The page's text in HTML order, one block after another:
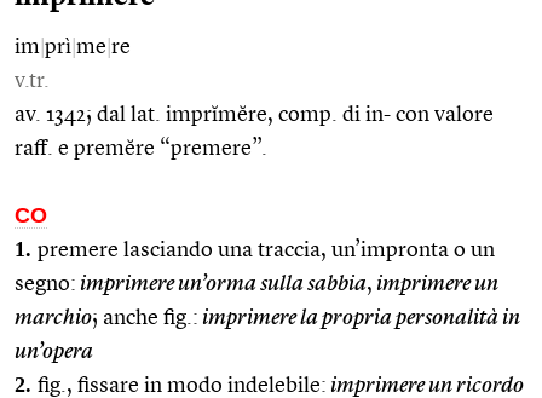
im prì me re
v.tr.
av. 1342; dal lat. imprĭmĕre, comp. di in- con valore
raff. e premĕre “premere”.
CO
1. premere lasciando una traccia, un’impronta o un
segno: imprimere un’orma sulla sabbia, imprimere un
marchio; anche fig.: imprimere la propria personalità in
un’opera
2. fig., fissare in modo indelebile: imprimere un ricordo